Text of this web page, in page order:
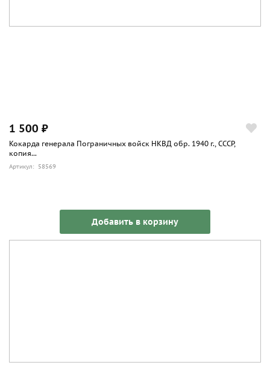
1 500 ₽
Кокарда генерала Пограничных войск НКВД обр. 1940 г., СССР,
копия...
Артикул: 58569
Добавить в корзину